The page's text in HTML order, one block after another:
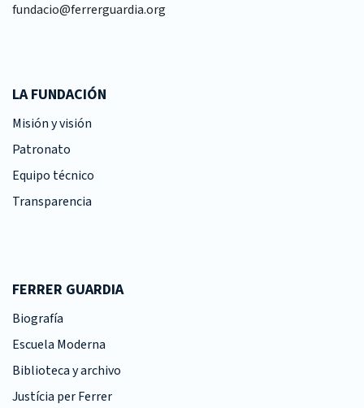
fundacio@ferrerguardia.org
LA FUNDACIÓN
Misión y visión
Patronato
Equipo técnico
Transparencia
FERRER GUARDIA
Biografía
Escuela Moderna
Biblioteca y archivo
Justícia per Ferrer